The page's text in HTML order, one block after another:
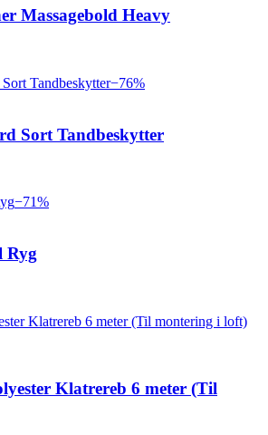
Massagebold Heavy
−76%
Sort Tandbeskytter
−71%
Ryg
Klatrereb 6 meter (Til